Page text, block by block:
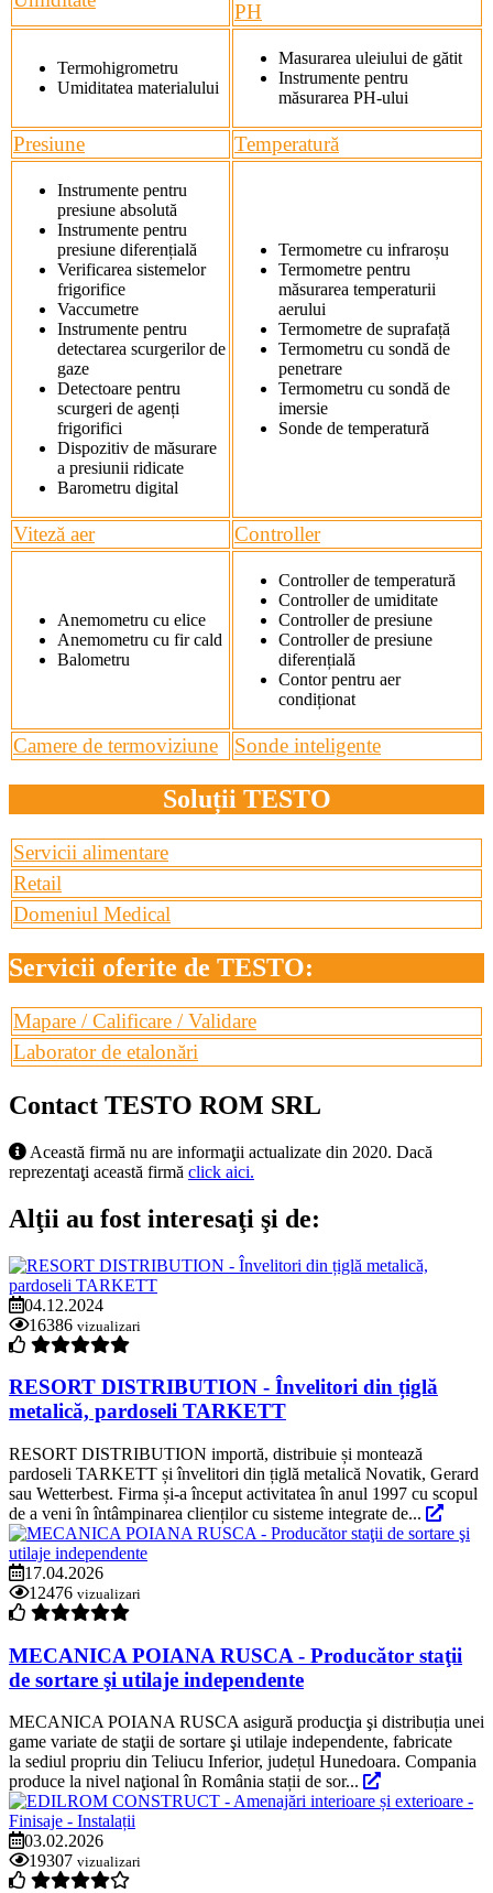
PH
Termohigrometru
Umiditatea materialului
Masurarea uleiului de gătit
Instrumente pentru
măsurarea PH-ului
Presiune Temperatură
Instrumente pentru
presiune absolută
Instrumente pentru
presiune diferențială
Verificarea sistemelor
frigorifice
Vaccumetre
Instrumente pentru
detectarea scurgerilor de
gaze
Detectoare pentru
scurgeri de agenți
frigorifici
Dispozitiv de măsurare
a presiunii ridicate
Barometru digital
Termometre cu infraroșu
Termometre pentru
măsurarea temperaturii
aerului
Termometre de suprafață
Termometru cu sondă de
penetrare
Termometru cu sondă de
imersie
Sonde de temperatură
Viteză aer Controller
Anemometru cu elice
Anemometru cu fir cald
Balometru
Controller de temperatură
Controller de umiditate
Controller de presiune
Controller de presiune
diferențială
Contor pentru aer
condiționat
Camere de termoviziune Sonde inteligente
Soluții TESTO
Servicii alimentare
Retail
Domeniul Medical
Servicii oferite de TESTO:
Mapare / Calificare / Validare
Laborator de etalonări
Contact TESTO ROM SRL
Această firmă nu are informaţii actualizate din 2020. Dacă
reprezentaţi această firmă click aici.
Alţii au fost interesaţi şi de:
04.12.2024
16386 vizualizari
RESORT DISTRIBUTION - Învelitori din țiglă
metalică, pardoseli TARKETT
RESORT DISTRIBUTION importă, distribuie și montează
pardoseli TARKETT și învelitori din țiglă metalică Novatik, Gerard
sau Wetterbest. Firma și-a început activitatea în anul 1997 cu scopul
de a veni în întâmpinarea clienților cu sisteme integrate de...
17.04.2026
12476 vizualizari
MECANICA POIANA RUSCA - Producător staţii
de sortare şi utilaje independente
MECANICA POIANA RUSCA asigură producţia şi distribuția unei
game variate de staţii de sortare şi utilaje independente, fabricate
la sediul propriu din Teliucu Inferior, județul Hunedoara. Compania
produce la nivel naţional în România stații de sor...
03.02.2026
19307 vizualizari